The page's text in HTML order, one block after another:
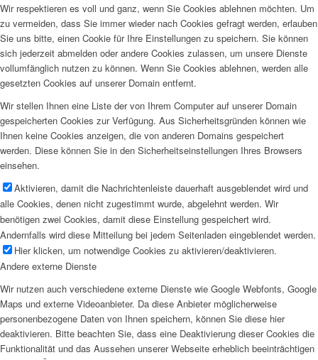
Wir respektieren es voll und ganz, wenn Sie Cookies ablehnen möchten. Um
zu vermeiden, dass Sie immer wieder nach Cookies gefragt werden, erlauben
Sie uns bitte, einen Cookie für Ihre Einstellungen zu speichern. Sie können
sich jederzeit abmelden oder andere Cookies zulassen, um unsere Dienste
vollumfänglich nutzen zu können. Wenn Sie Cookies ablehnen, werden alle
gesetzten Cookies auf unserer Domain entfernt.
Wir stellen Ihnen eine Liste der von Ihrem Computer auf unserer Domain
gespeicherten Cookies zur Verfügung. Aus Sicherheitsgründen können wie
Ihnen keine Cookies anzeigen, die von anderen Domains gespeichert
werden. Diese können Sie in den Sicherheitseinstellungen Ihres Browsers
einsehen.
Aktivieren, damit die Nachrichtenleiste dauerhaft ausgeblendet wird und
alle Cookies, denen nicht zugestimmt wurde, abgelehnt werden. Wir
benötigen zwei Cookies, damit diese Einstellung gespeichert wird.
Andernfalls wird diese Mitteilung bei jedem Seitenladen eingeblendet werden.
Hier klicken, um notwendige Cookies zu aktivieren/deaktivieren.
Andere externe Dienste
Wir nutzen auch verschiedene externe Dienste wie Google Webfonts, Google
Maps und externe Videoanbieter. Da diese Anbieter möglicherweise
personenbezogene Daten von Ihnen speichern, können Sie diese hier
deaktivieren. Bitte beachten Sie, dass eine Deaktivierung dieser Cookies die
Funktionalität und das Aussehen unserer Webseite erheblich beeinträchtigen